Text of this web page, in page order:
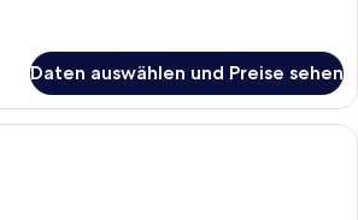
Daten auswählen und Preise sehen
Ein Hotelzimmer mit einem großen